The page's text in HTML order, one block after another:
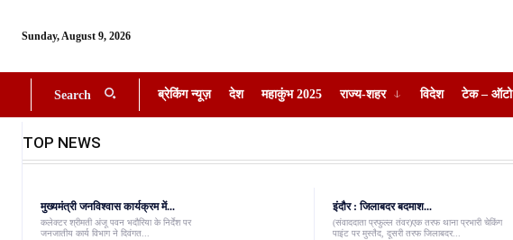
Sunday, August 9, 2026
Search ब्रेकिंग न्यूज़ देश महाकुंभ 2025 राज्य-शहर विदेश टेक – ऑटो
TOP NEWS
मुख्यमंत्री जनविश्वास कार्यक्रम में...
कलेक्टर श्रीमती अंजू पवन भदौरिया के निर्देश पर
जनजातीय कार्य विभाग ने दिवंगत...
इंदौर : जिलाबदर बदमाश...
(संवाददाता प्रफुल्ल तंवर)एक तरफ थाना प्रभारी चेकिंग
पाइंट पर मुस्तैद, दूसरी तरफ जिलाबदर...